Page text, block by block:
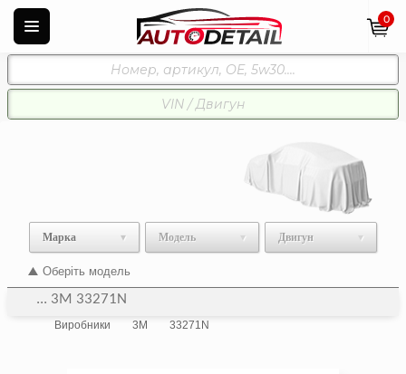
0
Марка Модель Двигун
Оберіть модель
... 3M 33271N
Виробники 3M 33271N